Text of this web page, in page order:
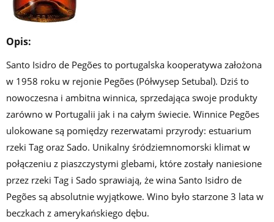
Opis:
Santo Isidro de Pegões to portugalska kooperatywa założona
w 1958 roku w rejonie Pegões (Półwysep Setubal). Dziś to
nowoczesna i ambitna winnica, sprzedająca swoje produkty
zarówno w Portugalii jak i na całym świecie. Winnice Pegões
ulokowane są pomiędzy rezerwatami przyrody: estuarium
rzeki Tag oraz Sado. Unikalny śródziemnomorski klimat w
połączeniu z piaszczystymi glebami, które zostały naniesione
przez rzeki Tag i Sado sprawiają, że wina Santo Isidro de
Pegões są absolutnie wyjątkowe. Wino było starzone 3 lata w
beczkach z amerykańskiego dębu.